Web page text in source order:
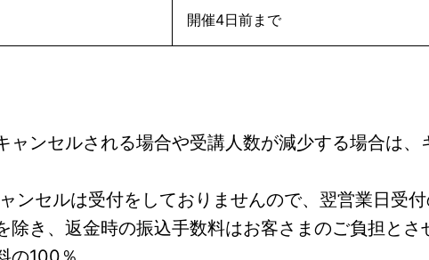
開催4日前まで
ャンセルされる場合や受講人数が減少する場合は、
ンセルは受付をしておりませんので、翌営業日受付
き、返金時の振込手数料はお客さまのご負担とさ